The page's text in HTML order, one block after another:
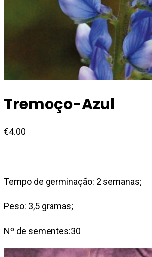
Tremoço-Azul
€4.00
Tempo de germinação: 2 semanas;
Peso: 3,5 gramas;
Nº de sementes:30